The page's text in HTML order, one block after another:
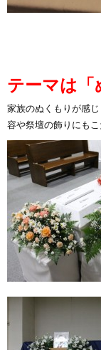
テーマは「
家族のぬくもりが感
容や祭壇の飾りにもこ